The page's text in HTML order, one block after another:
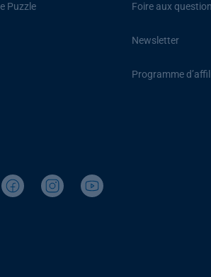
Puzzle Foire aux
Newsletter
Programme